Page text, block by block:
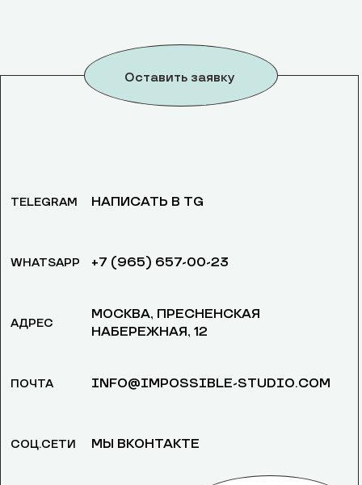
Оставить заявку
TELEGRAM
WHATSAPP
АДРЕС
ПОЧТА
СОЦ.СЕТИ
НАПИСАТЬ В TG
+7 (965) 657-00-23
МОСКВА, ​ПРЕСНЕНСКАЯ
НАБЕРЕЖНАЯ, 12
INFO@IMPOSSIBLE-STUDIO.COM
МЫ ВКОНТАКТЕ